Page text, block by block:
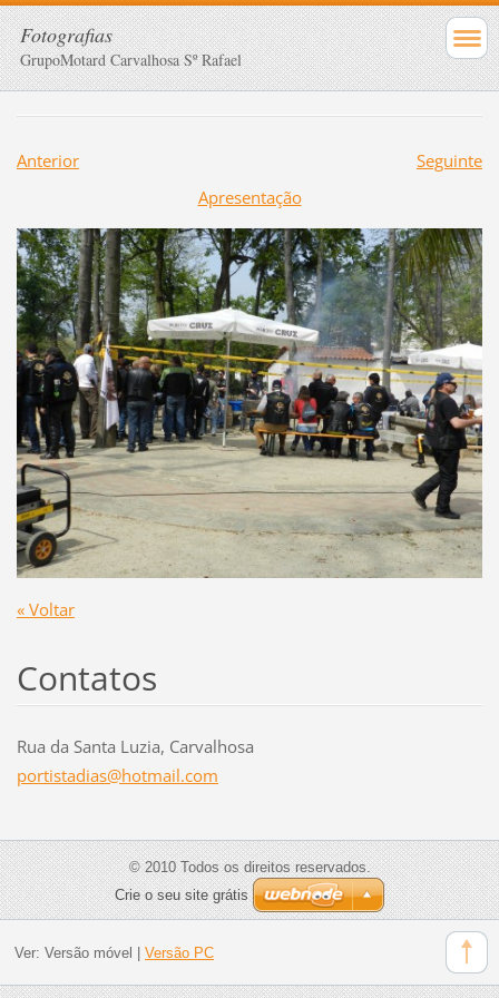
Fotografias
GrupoMotard Carvalhosa Sº Rafael
Anterior
Seguinte
Apresentação
« Voltar
Contatos
Rua da Santa Luzia, Carvalhosa
portistadias@hotmail.com
© 2010 Todos os direitos reservados.
Crie o seu site grátis
Ver: Versão móvel Versão PC